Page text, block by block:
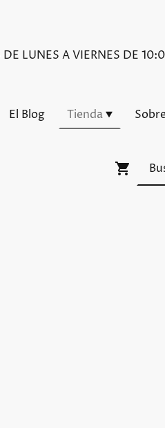
DE LUNES A VIERNES DE
El Blog Tienda